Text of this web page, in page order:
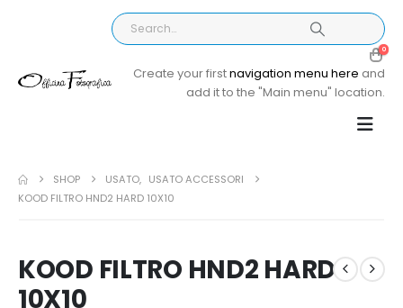
0
Create your firstnavigation menu here and
add it to the "Main menu" location.
SHOP USATO, USATO ACCESSORI
KOOD FILTRO HND2 HARD 10X10
KOOD FILTRO HND2 HARD
10X10